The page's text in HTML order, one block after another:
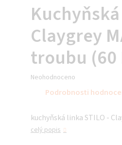
Claygrey
troubu (60
Průměrné
hodnocení
produktu
0,0
z 5
Neohodnoceno
Podrobnosti
kuchyňská linka STILO -
celý popis